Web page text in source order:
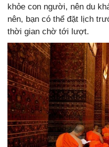
khỏe con người, nên du
nên, bạn có thể đặt lịch
thời gian chờ tới lượt.